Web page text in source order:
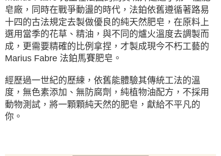
皂廠，同時在戰爭動盪的時代，法鉑依舊遵循著路易
十四的古法規定去製做優良的純天然肥皂，在原料上
選用當季的花草、精油，與不同的爐火溫度去調製而
成，更需要精確的比例拿捏，才製成現今不朽工藝的
Marius Fabre 法鉑馬賽肥皂。
經歷過一世紀的歷練，依舊能體驗其傳統工法的溫
度，無色素添加、無防腐劑，純植物油配方，不採用
動物測試，將一顆顆純天然的肥皂，獻給不平凡的
你。